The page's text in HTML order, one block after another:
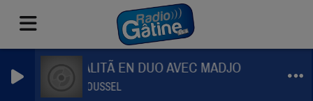
MA TOTALITÃ EN DUO AVEC MADJO
GAÃTAN ROUSSEL